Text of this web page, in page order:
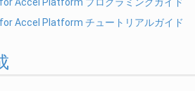
Accel Platform チュートリアルガイド